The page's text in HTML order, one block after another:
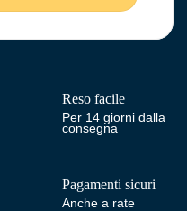
Reso facile
Per 14 giorni dalla
consegna
Pagamenti sicuri
Anche a rate